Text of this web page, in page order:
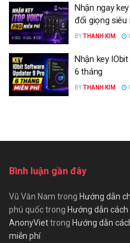
Nhận ngay
đổi giọng
BYTHANH KIM
Nhận key
6 tháng
BYTHANH KIM
Bình luận gần đây
Vũ Văn Nam trong Hướng dẫn
phú quốctrong Hướng dẫn
AnonyViettrong Hướng dẫn
miễn phí